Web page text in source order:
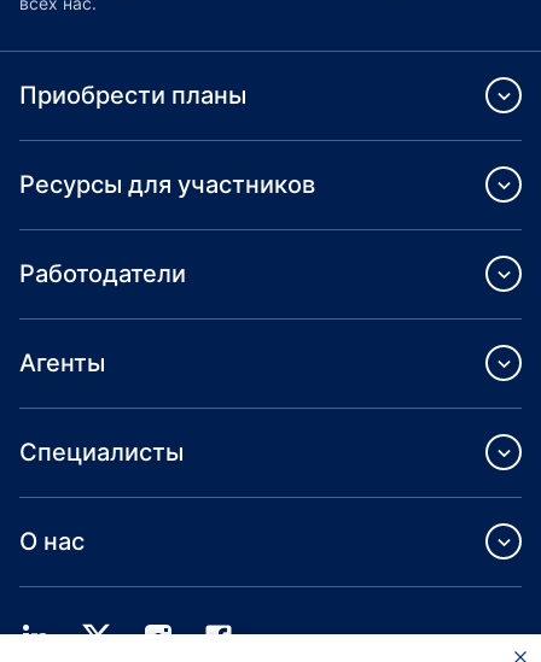
Приобрести планы
Ресурсы для участников
Работодатели
Агенты
Специалисты
О нас